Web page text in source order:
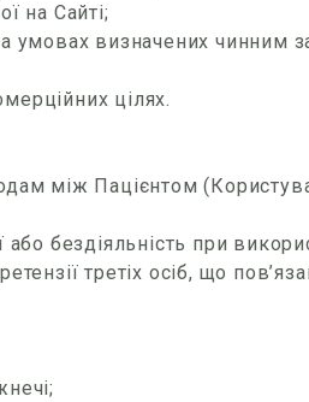
на Сайті;
умовах визначених чинним
цілях.
між Пацієнтом
бездіяльність при
третіх осіб, що